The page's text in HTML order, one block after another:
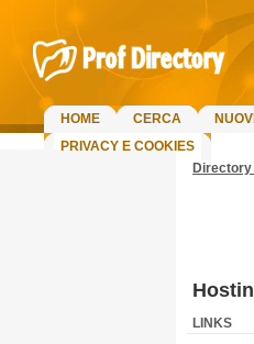
HOME CERCA
PRIVACY E COOKIES
Directory
LINKS